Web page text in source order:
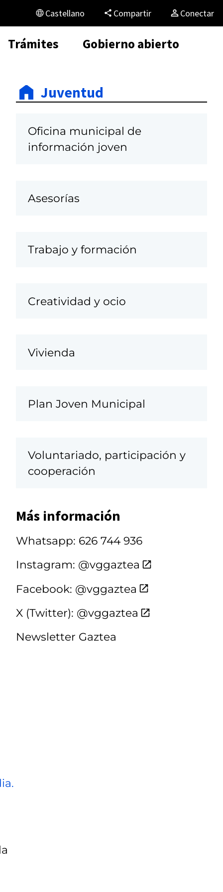
Castellano Compartir Conectar
Trámites Gobierno abierto
Juventud
Oficina municipal de
información joven
Asesorías
Trabajo y formación
Creatividad y ocio
Vivienda
Plan Joven Municipal
Voluntariado, participación y
cooperación
Más información
Whatsapp: 626 744 936
Instagram: @vggaztea
Facebook: @vggaztea
X (Twitter): @vggaztea
Newsletter Gaztea